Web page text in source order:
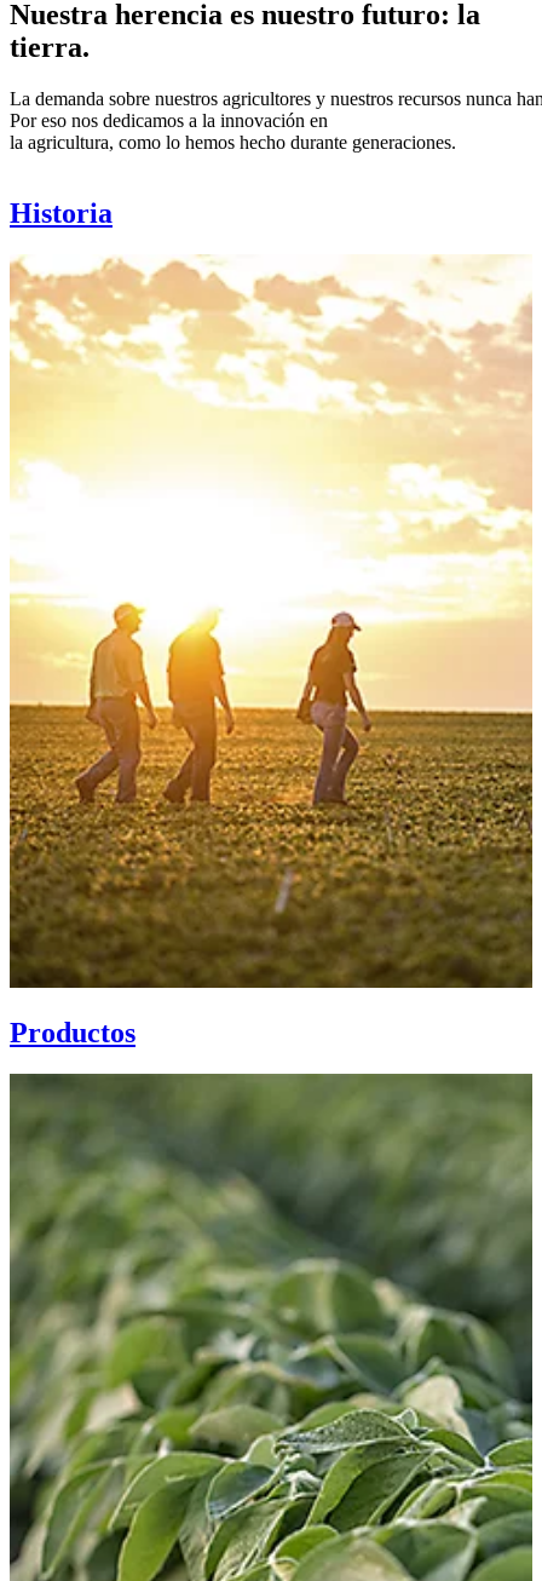
Nuestra herencia es nuestro futuro: la
tierra.
La demanda sobre nuestros agricultores y nuestros recursos nunca
Por eso nos dedicamos a la innovación en
la agricultura, como lo hemos hecho durante generaciones.
Historia
Productos